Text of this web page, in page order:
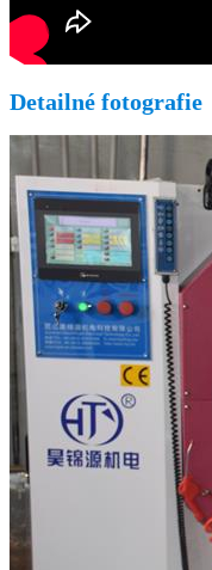
Detailné fotografie